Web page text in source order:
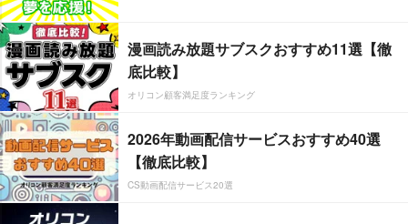
漫画読み放題サブスクおすすめ11選【徹
底比較】
オリコン顧客満足度ランキング
2026年動画配信サービスおすすめ40選
【徹底比較】
CS動画配信サービス20選